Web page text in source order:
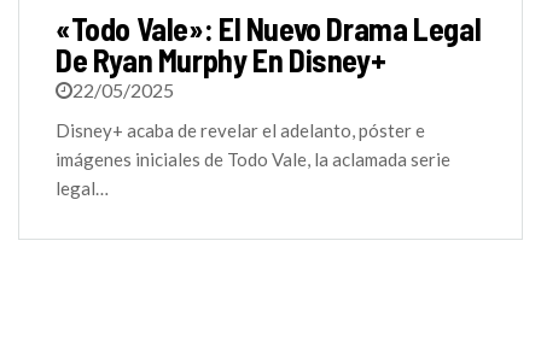
«Todo Vale»: El Nuevo Drama Legal
De Ryan Murphy En Disney+
22/05/2025
Disney+ acaba de revelar el adelanto, póster e
imágenes iniciales de Todo Vale, la aclamada serie
legal…